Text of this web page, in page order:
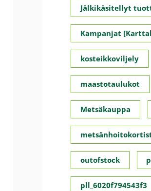
Jälkikäsitellyt
Kampanjat
kosteikkoviljely
maastotaulukot
Metsäkauppa
outofstock
pll_6020f794543f3